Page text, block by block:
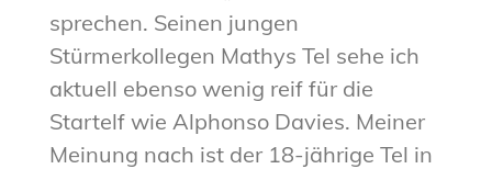
sprechen. Seinen jungen
Stürmerkollegen Mathys Tel sehe ich
aktuell ebenso wenig reif für die
Startelf wie Alphonso Davies. Meiner
Meinung nach ist der 18-jährige Tel in